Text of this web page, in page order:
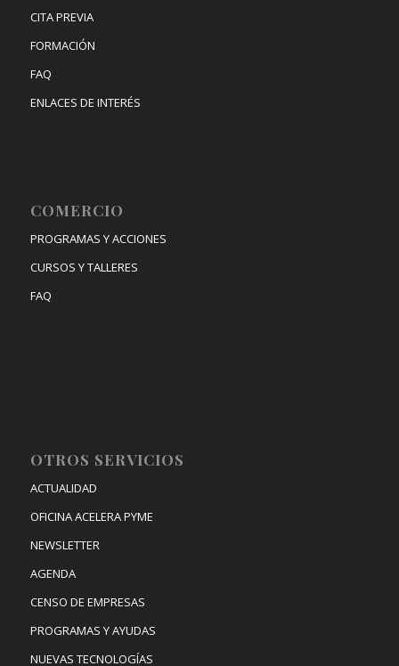
CITA PREVIA
FORMACIÓN
FAQ
ENLACES DE INTERÉS
COMERCIO
PROGRAMAS Y ACCIONES
CURSOS Y TALLERES
FAQ
OTROS SERVICIOS
ACTUALIDAD
OFICINA ACELERA PYME
NEWSLETTER
AGENDA
CENSO DE EMPRESAS
PROGRAMAS Y AYUDAS
NUEVAS TECNOLOGÍAS